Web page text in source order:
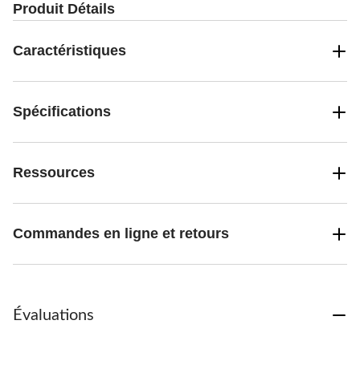
Produit Détails
Caractéristiques
Spécifications
Ressources
Commandes en ligne et retours
Évaluations